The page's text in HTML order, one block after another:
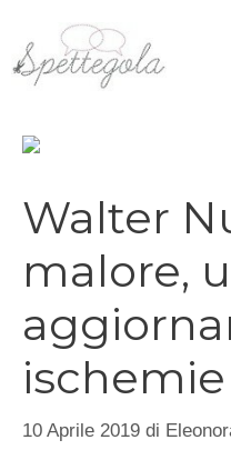
contenuto
Walter
malore,
ischemie
10 Aprile 2019 di